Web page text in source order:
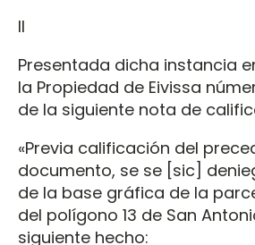
II
Presentada dicha instancia
la Propiedad de Eivissa
de la siguiente nota de
«Previa calificación del
documento, se se [sic]
de la base gráfica de la
del polígono 13 de San
siguiente hecho: